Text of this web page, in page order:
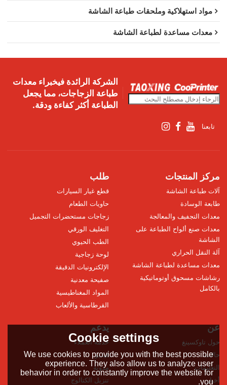
مواد استهلاكية وملحقات طباعة الشاشة
معدات مساعدة لطباعة الشاشة
الشركة الرائدة فيخبراء معدات
طباعة الزجاجات، مما يجعل
الطباعة أكثر كفاءة ودقة.
تابعنا
مركز المنتجات
آلات طباعة الشاشة
طابعة الوسادة
معدات التجفيف والمعالجة
معدات صنع ألواح الطباعة على
الشاشة
آلة النقل الحراري
معدات مساعدة لطباعة الشاشة
رشاشات مسحوق أوتوماتيكية
بالكامل
طلب
قطع غيار السيارات
حاويات الطعام
زجاجات مستحضرات التجميل
التغليف الورقي
الطب الحيوي
لوحة زجاجية
الإلكترونيات الدقيقة
صفيحة معدنية
المواد المغناطيسية
القرطاسية والألعاب
عن
حول تاوكسينغ
حالات
التعليمات
أخبار
يدعم
خدمة العملاء
فيديو
مدونة
تنزيل الكتالوج
Cookie settings
We use cookies to provide you with the best possible
experience. They also allow us to analyze user
behavior in order to constantly improve the website for
you.